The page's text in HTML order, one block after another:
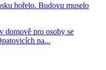
hořelo. Budovu muselo
domově pro osoby se
na...